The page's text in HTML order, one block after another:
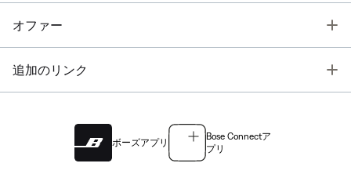
オファー
追加のリンク
ボーズアプリ
Bose Connectア
プリ